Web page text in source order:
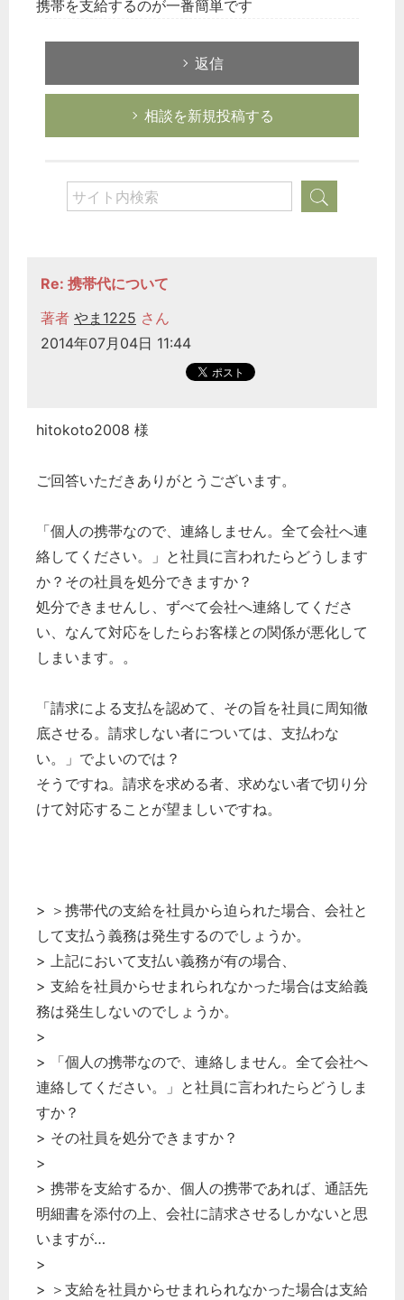
携帯を支給するのが一番簡単です
返信
相談を新規投稿する
Re: 携帯代について
著者 やま1225 さん
2014年07月04日 11:44
hitokoto2008 様
ご回答いただきありがとうございます。
「個人の携帯なので、連絡しません。全て会社へ連
絡してください。」と社員に言われたらどうします
か？その社員を処分できますか？
処分できませんし、ずべて会社へ連絡してくださ
い、なんて対応をしたらお客様との関係が悪化して
しまいます。。
「請求による支払を認めて、その旨を社員に周知徹
底させる。請求しない者については、支払わな
い。」でよいのでは？
そうですね。請求を求める者、求めない者で切り分
けて対応することが望ましいですね。
> ＞携帯代の支給を社員から迫られた場合、会社と
して支払う義務は発生するのでしょうか。
> 上記において支払い義務が有の場合、
> 支給を社員からせまれられなかった場合は支給義
務は発生しないのでしょうか。
>
> 「個人の携帯なので、連絡しません。全て会社へ
連絡してください。」と社員に言われたらどうしま
すか？
> その社員を処分できますか？
>
> 携帯を支給するか、個人の携帯であれば、通話先
明細書を添付の上、会社に請求させるしかないと思
いますが…
>
> ＞支給を社員からせまれられなかった場合は支給